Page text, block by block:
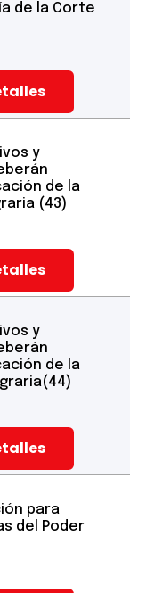
de la Corte
y
de la
(43)
y
de la
para
del Poder